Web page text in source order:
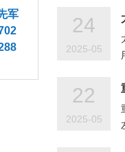
军
24
2025-05
22
2025-05